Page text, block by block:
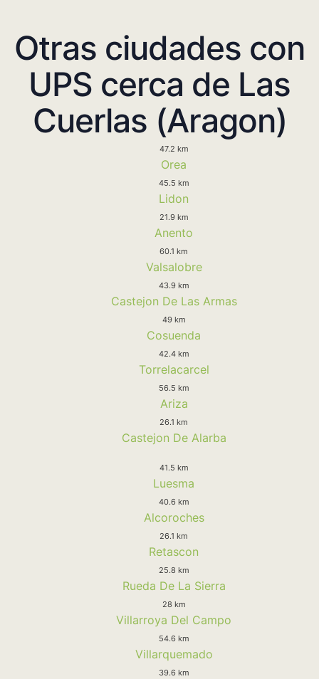
Otras ciudades con
UPS cerca de Las
Cuerlas (Aragon)
47.2 km
Orea
45.5 km
Lidon
21.9 km
Anento
60.1 km
Valsalobre
43.9 km
Castejon De Las Armas
49 km
Cosuenda
42.4 km
Torrelacarcel
56.5 km
Ariza
26.1 km
Castejon De Alarba
41.5 km
Luesma
40.6 km
Alcoroches
26.1 km
Retascon
25.8 km
Rueda De La Sierra
28 km
Villarroya Del Campo
54.6 km
Villarquemado
39.6 km